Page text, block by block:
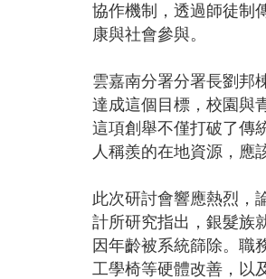
協作機制，透過師徒制
康與社會參與。
雲嘉南分署分署長劉邦
達成這個目標，校園與
這項創舉不僅打破了傳
人稱羨的在地資源，應
此次研討會響應熱烈，
計所研究指出，銀髮族
因年齡被系統篩除。職
工學椅等硬體改善，以